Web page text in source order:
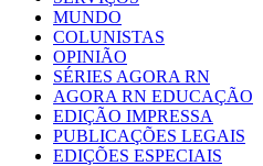
MUNDO
COLUNISTAS
OPINIÃO
SÉRIES AGORA RN
AGORA RN EDUCAÇÃO
EDIÇÃO IMPRESSA
PUBLICAÇÕES LEGAIS
EDIÇÕES ESPECIAIS